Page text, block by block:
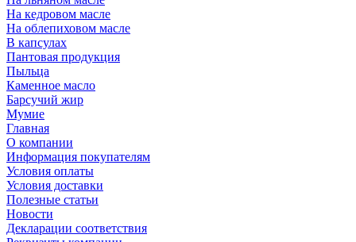
На кедровом масле
На облепиховом масле
В капсулах
Пантовая продукция
Пыльца
Каменное масло
Барсучий жир
Мумие
Главная
О компании
Информация покупателям
Условия оплаты
Условия доставки
Полезные статьи
Новости
Декларации соответствия